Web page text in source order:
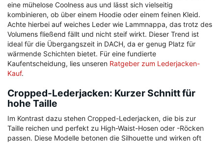
eine mühelose Coolness aus und lässt sich vielseitig
kombinieren, ob über einem Hoodie oder einem feinen Kleid.
Achte hierbei auf weiches Leder wie Lammnappa, das trotz des
Volumens fließend fällt und nicht steif wirkt. Dieser Trend ist
ideal für die Übergangszeit in DACH, da er genug Platz für
wärmende Schichten bietet. Für eine fundierte
Kaufentscheidung, lies unseren Ratgeber zum Lederjacken-
Kauf.
Cropped-Lederjacken: Kurzer Schnitt für
hohe Taille
Im Kontrast dazu stehen Cropped-Lederjacken, die bis zur
Taille reichen und perfekt zu High-Waist-Hosen oder -Röcken
passen. Diese Modelle betonen die Silhouette und wirken oft